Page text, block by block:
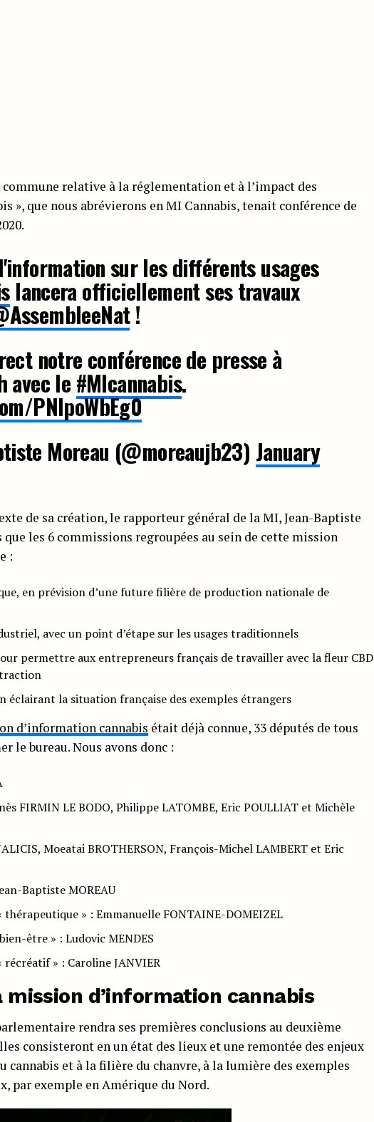
relative à la réglementation et à l’impact des
», que nous abrévierons en MI Cannabis, tenait conférence de
sur les différents usages
lancera officiellement ses travaux
!
notre conférence de presse à
avec le #MIcannabis.
PNlpoWbEg0
Moreau (@moreaujb23) January
de sa création, le rapporteur général de la MI, Jean-Baptiste
les 6 commissions regroupées au sein de cette mission
:
en prévision d’une future filière de production nationale de
avec un point d’étape sur les usages traditionnels
permettre aux entrepreneurs français de travailler avec la fleur CBD
éclairant la situation française des exemples étrangers
d’information cannabis était déjà connue, 33 députés de tous
le bureau. Nous avons donc :
FIRMIN LE BODO, Philippe LATOMBE, Eric POULLIAT et Michèle
Moeatai BROTHERSON, François-Michel LAMBERT et Eric
Baptiste MOREAU
» : Emmanuelle FONTAINE-DOMEIZEL
être » : Ludovic MENDES
» : Caroline JANVIER
d’information cannabis
rendra ses premières conclusions au deuxième
consisteront en un état des lieux et une remontée des enjeux
cannabis et à la filière du chanvre, à la lumière des exemples
par exemple en Amérique du Nord.